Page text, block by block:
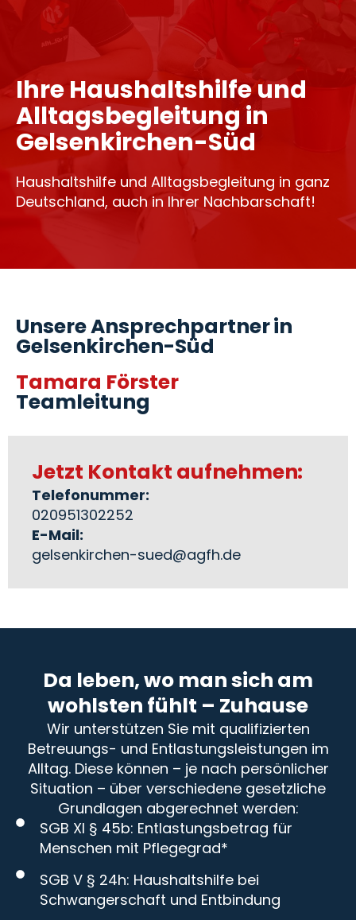
Ihre Haushaltshilfe und
Alltagsbegleitung in
Gelsenkirchen-Süd
Haushaltshilfe und Alltagsbegleitung in ganz
Deutschland, auch in Ihrer Nachbarschaft!
Unsere Ansprechpartner in
Gelsenkirchen-Süd
Tamara Förster
Teamleitung
Jetzt Kontakt aufnehmen:
Telefonummer:
020951302252
E-Mail:
gelsenkirchen-sued@agfh.de
Da leben, wo man sich am
wohlsten fühlt – Zuhause
Wir unterstützen Sie mit qualifizierten
Betreuungs- und Entlastungsleistungen im
Alltag. Diese können – je nach persönlicher
Situation – über verschiedene gesetzliche
Grundlagen abgerechnet werden:
SGB XI § 45b: Entlastungsbetrag für
Menschen mit Pflegegrad*
SGB V § 24h: Haushaltshilfe bei
Schwangerschaft und Entbindung